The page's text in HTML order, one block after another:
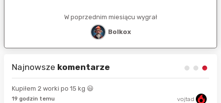
W poprzednim miesiącu wygrał
Bolkox
Najnowsze komentarze
Kupiłem 2 worki po 15 kg 😃
19 godzin temu vojtad